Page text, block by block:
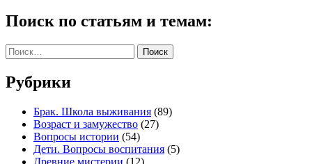
Поиск по статьям и темам:
Найти:
Рубрики
Брак. Школа выживания (89)
Возраст и замужество (27)
Вопросы истории (54)
Дети. Вопросы воспитания (5)